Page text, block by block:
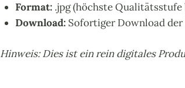
Format:.jpg (höchste
Download:Sofortiger Download
Hinweis: Dies ist ein rein digitales